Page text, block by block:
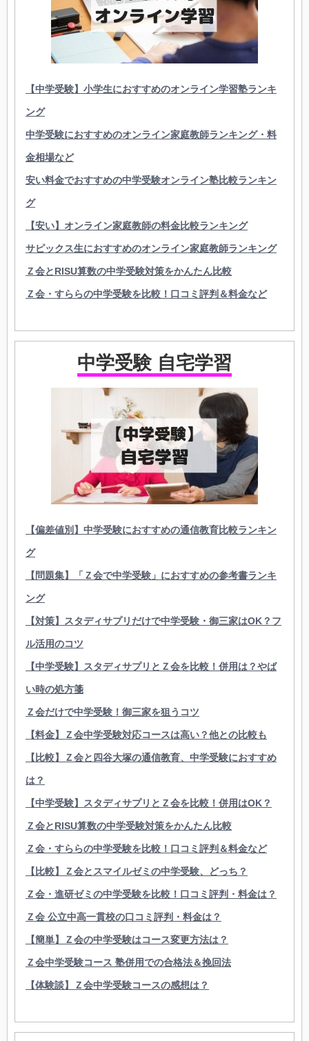
【中学受験】小学生におすすめのオンライン学習塾ランキ
ング
中学受験におすすめのオンライン家庭教師ランキング・料
金相場など
安い料金でおすすめの中学受験オンライン塾比較ランキン
グ
【安い】オンライン家庭教師の料金比較ランキング
サピックス生におすすめのオンライン家庭教師ランキング
Ｚ会とRISU算数の中学受験対策をかんたん比較
Ｚ会・すららの中学受験を比較！口コミ評判＆料金など
中学受験 自宅学習
【偏差値別】中学受験におすすめの通信教育比較ランキン
グ
【問題集】「Ｚ会で中学受験」におすすめの参考書ランキ
ング
【対策】スタディサプリだけで中学受験・御三家はOK？フ
ル活用のコツ
【中学受験】スタディサプリとＺ会を比較！併用は？やば
い時の処方箋
Ｚ会だけで中学受験！御三家を狙うコツ
【料金】Ｚ会中学受験対応コースは高い？他との比較も
【比較】Ｚ会と四谷大塚の通信教育、中学受験におすすめ
は？
【中学受験】スタディサプリとＺ会を比較！併用はOK？
Ｚ会とRISU算数の中学受験対策をかんたん比較
Ｚ会・すららの中学受験を比較！口コミ評判＆料金など
【比較】Ｚ会とスマイルゼミの中学受験、どっち？
Ｚ会・進研ゼミの中学受験を比較！口コミ評判・料金は？
Ｚ会 公立中高一貫校の口コミ評判・料金は？
【簡単】Ｚ会の中学受験はコース変更方法は？
Ｚ会中学受験コース 塾併用での合格法＆挽回法
【体験談】Ｚ会中学受験コースの感想は？